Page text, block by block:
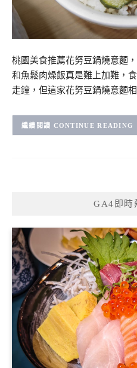
桃園美食推薦花努豆鍋燒意麵
和魚鬆肉燥飯真是難上加難，
走鐘，但這家花努豆鍋燒意麵
CONTINUE READING
GA4即時